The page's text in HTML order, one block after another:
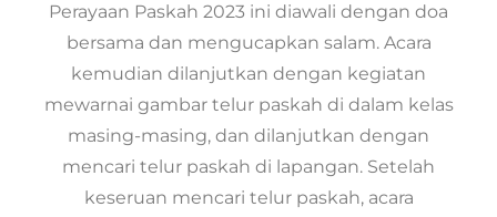
Perayaan Paskah 2023 ini diawali dengan doa
bersama dan mengucapkan salam. Acara
kemudian dilanjutkan dengan kegiatan
mewarnai gambar telur paskah di dalam kelas
masing-masing, dan dilanjutkan dengan
mencari telur paskah di lapangan. Setelah
keseruan mencari telur paskah, acara